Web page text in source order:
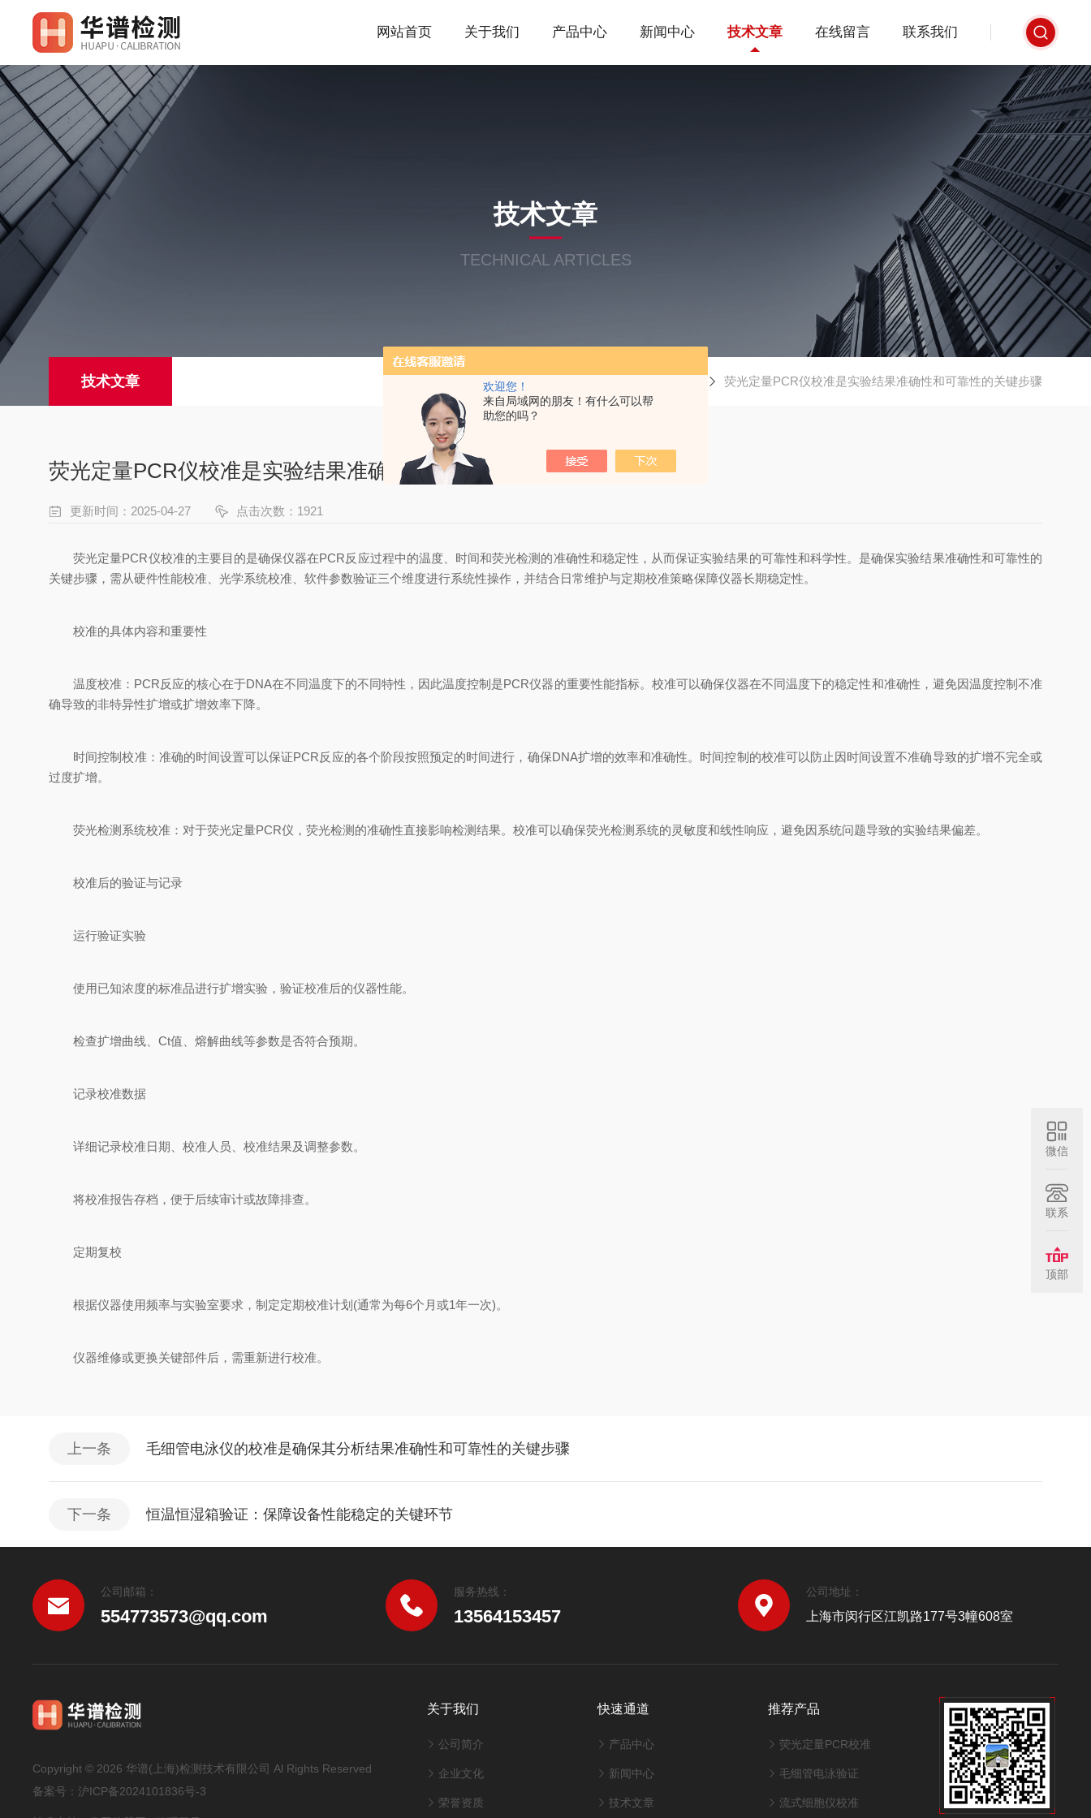
欢迎您！
来自局域网的朋友！有什么可以帮
助您的吗？
网站首页 关于我们 产品中心 新闻中心 技术文章 在线留言 联系我们
技术文章
TECHNICAL ARTICLES
技术文章 荧光定量PCR仪校准是实验结果准确性和可靠性的关键步骤
荧光定量PCR仪校准是实验结果准确性和可靠性的关键步骤
更新时间：2025-04-27 点击次数：1921
‌荧光定量PCR仪校准的主要目的是确保仪器在PCR反应过程中的温度、时间和荧光检测的准确性和稳定性，从而保证实验结果的可靠性和科学性‌‌。是确保实验结果准确性和可靠性的
关键步骤，需从硬件性能校准、光学系统校准、软件参数验证三个维度进行系统性操作，并结合日常维护与定期校准策略保障仪器长期稳定性。
校准的具体内容和重要性
‌温度校准‌：PCR反应的核心在于DNA在不同温度下的不同特性，因此温度控制是PCR仪器的重要性能指标。校准可以确保仪器在不同温度下的稳定性和准确性，避免因温度控制不准
确导致的非特异性扩增或扩增效率下降‌。
‌时间控制校准‌：准确的时间设置可以保证PCR反应的各个阶段按照预定的时间进行，确保DNA扩增的效率和准确性。时间控制的校准可以防止因时间设置不准确导致的扩增不完全或
过度扩增‌。
‌荧光检测系统校准‌：对于荧光定量PCR仪，荧光检测的准确性直接影响检测结果。校准可以确保荧光检测系统的灵敏度和线性响应，避免因系统问题导致的实验结果偏差‌。
校准后的验证与记录
运行验证实验
使用已知浓度的标准品进行扩增实验，验证校准后的仪器性能。
检查扩增曲线、Ct值、熔解曲线等参数是否符合预期。
记录校准数据
详细记录校准日期、校准人员、校准结果及调整参数。
将校准报告存档，便于后续审计或故障排查。
定期复校
根据仪器使用频率与实验室要求，制定定期校准计划(通常为每6个月或1年一次)。
仪器维修或更换关键部件后，需重新进行校准。
上一条 毛细管电泳仪的校准是确保其分析结果准确性和可靠性的关键步骤
下一条 恒温恒湿箱验证：保障设备性能稳定的关键环节
公司邮箱：
554773573@qq.com
服务热线：
13564153457
公司地址：
上海市闵行区江凯路177号3幢608室
Copyright © 2026 华谱(上海)检测技术有限公司 Al Rights Reserved
备案号：沪ICP备2024101836号-3
关于我们
公司简介
企业文化
荣誉资质
快速通道
产品中心
新闻中心
技术文章
推荐产品
荧光定量PCR校准
毛细管电泳验证
流式细胞仪校准
微信
联系
顶部